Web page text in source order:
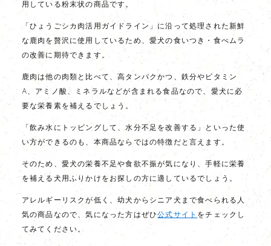
用している粉末状の商品です。
「ひょうごシカ肉活用ガイドライン」に沿って処理された新鮮
な鹿肉を贅沢に使用しているため、愛犬の食いつき・食べムラ
の改善に期待できます。
鹿肉は他の肉類と比べて、高タンパクかつ、鉄分やビタミン
A、アミノ酸、ミネラルなどが含まれる食品なので、愛犬に必
要な栄養素を補えるでしょう。
「飲み水にトッピングして、水分不足を改善する」といった使
い方ができるのも、本商品ならではの特徴だと言えます。
そのため、愛犬の栄養不足や食欲不振が気になり、手軽に栄養
を補える犬用ふりかけをお探しの方に適しているでしょう。
アレルギーリスクが低く、幼犬からシニア犬まで食べられる人
気の商品なので、気になった方はぜひ公式サイト をチェックし
てみてください。